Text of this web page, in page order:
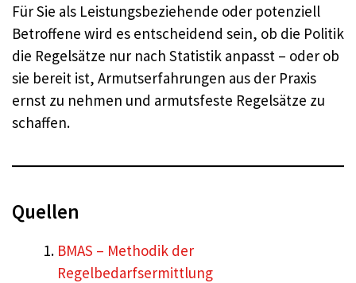
Für Sie als Leistungsbeziehende oder potenziell
Betroffene wird es entscheidend sein, ob die Politik
die Regelsätze nur nach Statistik anpasst – oder ob
sie bereit ist, Armutserfahrungen aus der Praxis
ernst zu nehmen und armutsfeste Regelsätze zu
schaffen.
Quellen
BMAS – Methodik der
Regelbedarfsermittlung